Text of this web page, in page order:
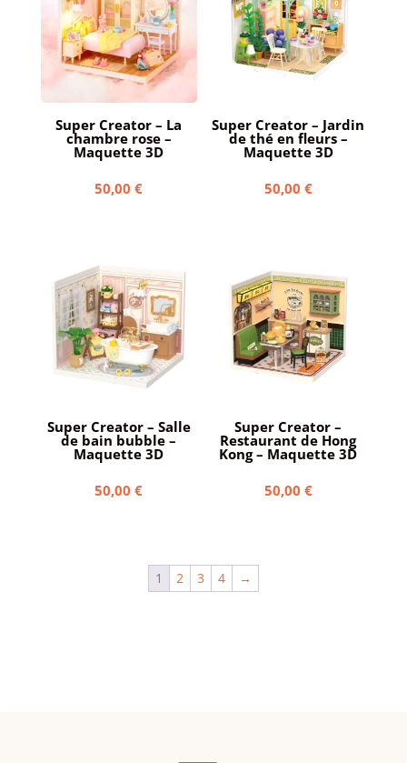
Super Creator – La
chambre rose –
Maquette 3D
50,00€
Super Creator – Jardin
de thé en fleurs –
Maquette 3D
50,00 €
Super Creator – Salle
de bain bubble –
Maquette 3D
50,00€
Super Creator –
Restaurant de Hong
Kong – Maquette 3D
50,00 €
1 2 3 4 →